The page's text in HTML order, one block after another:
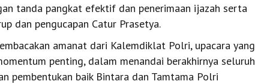
tanda pangkat efektif dan penerimaan ijazah serta
dan pengucapan Catur Prasetya.
amanat dari Kalemdiklat Polri, upacara yang
penting, dalam menandai berakhirnya seluruh
pembentukan baik Bintara dan Tamtama Polri